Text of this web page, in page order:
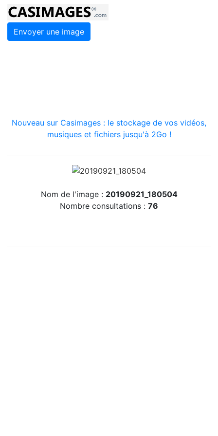
Envoyer une image
Nouveau sur Casimages : le stockage de vos vidéos,
musiques et fichiers jusqu'à 2Go !
Nom de l'image : 20190921_180504
Nombre consultations : 76